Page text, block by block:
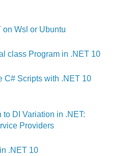
on Wsl or Ubuntu
class Program in .NET 10
C# Scripts with .NET 10
DI Variation in .NET:
Providers
.NET 10